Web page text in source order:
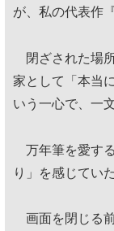
が、私の代表作
閉ざされた場
家として「本当
いう一心で、一
万年筆を愛す
り」を感じてい
画面を閉じる